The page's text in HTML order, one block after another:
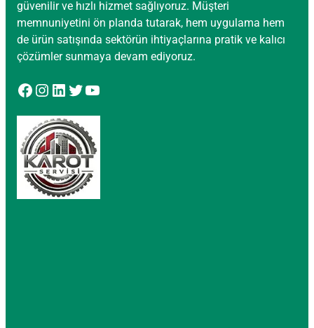
güvenilir ve hızlı hizmet sağlıyoruz. Müşteri
memnuniyetini ön planda tutarak, hem uygulama hem
de ürün satışında sektörün ihtiyaçlarına pratik ve kalıcı
çözümler sunmaya devam ediyoruz.
Facebook Instagram LinkedIn Twitter YouTube